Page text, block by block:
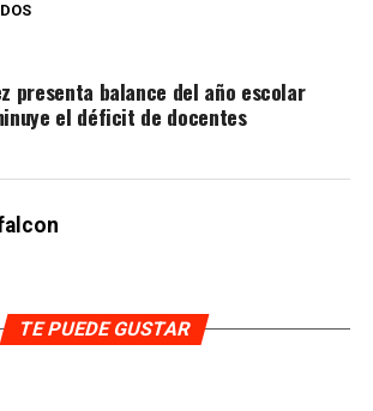
presenta balance del año escolar
el déficit de docentes
TE PUEDE GUSTAR